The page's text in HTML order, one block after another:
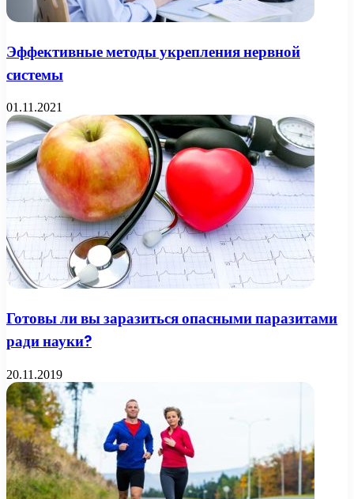
Эффективные методы укрепления нервной
системы
01.11.2021
Готовы ли вы заразиться опасными паразитами
ради науки?
20.11.2019